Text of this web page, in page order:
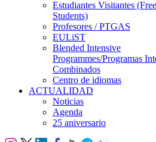
Estudiantes Visitantes
Students)
Profesores / PTGAS
EULiST
Blended Intensive
Programmes/Programas
Combinados
Centro de idiomas
ACTUALIDAD
Noticias
Agenda
25 aniversario